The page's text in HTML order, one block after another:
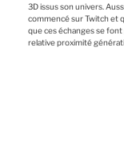
3D issus son univers.
commencé sur Twitch et
que ces échanges se
relative proximité